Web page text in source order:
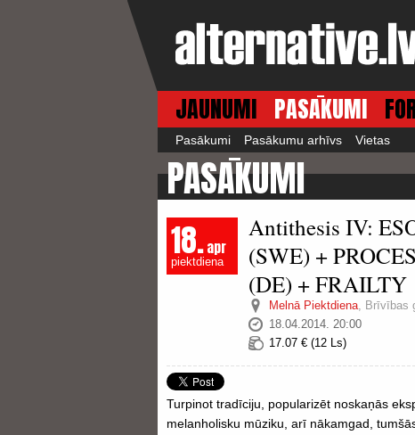
JAUNUMI PASĀKUMI
Pasākumi Pasākumu arhīvs Vietas
PASĀKUMI
18.apr
piektdiena
Antithesis IV:
(SWE) +
(DE) + FRAILTY
Melnā Piektdiena, Brīvības
18.04.2014. 20:00
17.07 € (12 Ls)
Turpinot tradīciju, popularizēt noskaņās
melanholisku mūziku, arī nākamgad,